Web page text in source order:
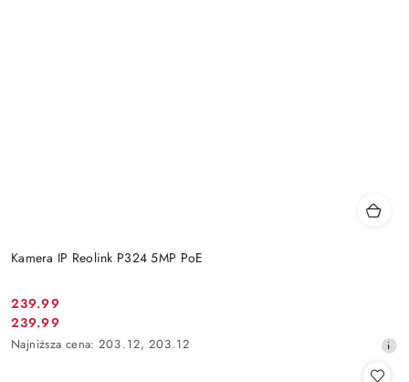
Kamera IP Reolink P324 5MP PoE
Cena
promocyjna:
239.99
Cena
promocyjna:
239.99
Najniższa
Najniższa cena: 203.12, 203.12